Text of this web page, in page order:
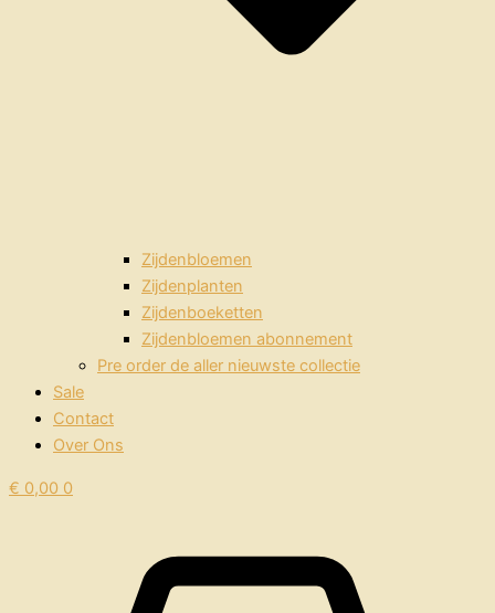
Zijdenbloemen
Zijdenplanten
Zijdenboeketten
Zijdenbloemen abonnement
Pre order de aller nieuwste collectie
Sale
Contact
Over Ons
€ 0,00 0